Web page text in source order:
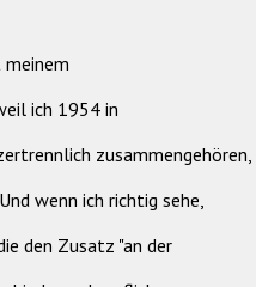
ich 1954 in
zusammengehören,
wenn ich richtig sehe,
den Zusatz "an der